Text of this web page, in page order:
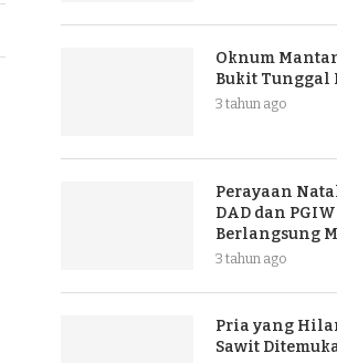
Oknum
Bukit
3 tahun ago
Perayaan
DAD dan PGIW
Berlangsung
3 tahun ago
Pria yang
Sawit